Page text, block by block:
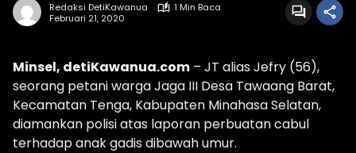
Redaksi DetiKawanua
1 Min Baca
Februari 21, 2020
Minsel, detiKawanua.com – JT alias Jefry (56),
seorang petani warga Jaga III Desa Tawaang Barat,
Kecamatan Tenga, Kabupaten Minahasa Selatan,
diamankan polisi atas laporan perbuatan cabul
terhadap anak gadis dibawah umur.